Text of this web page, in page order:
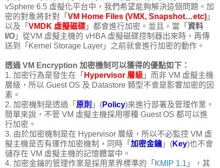
vSphere 6.5 虛擬化平台中，我們希望能夠解決這個問題。加
密的對象將針對「 VM Home Files (VMX, Snapshot…etc) 」
以及「 VMDK 虛擬磁碟 」都會進行加密。並且，當「 資料
I/O 」從VM 虛擬主機的 vHBA 虛擬磁碟控制器出來時，再傳
送到「Kernel Storage Layer」之前就會進行加密的動作。
透過 VM Encryption 加密機制可以獲得的優點如下：
1. 加密行為是發生在「 Hypervisor 層級 」而非 VM 虛擬主機
層級，所以 Guest OS 及 Datastore 類型不會是影響加密的因
素。
2. 加密機制是透過「 原則 」(Policy)來進行部署及管理作業。
簡單來說，不管 VM 虛擬主機採用哪種 Guest OS 都可以進
行加密。
3. 由於加密機制是在 Hypervisor 層級，所以不必監控 VM 虛
擬主機是否有運作加密機制，同時「 加密金鑰 」(Key)也不會
儲存在 VM 虛擬主機的記憶體當中。
4. 加密金鑰的管理作業是採用業界標準的「 KMIP 1.1 」，其